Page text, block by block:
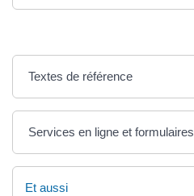
Textes de référence
Services en ligne et formulaires
Et aussi